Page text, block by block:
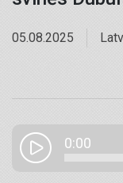
05.08.2025
0:00